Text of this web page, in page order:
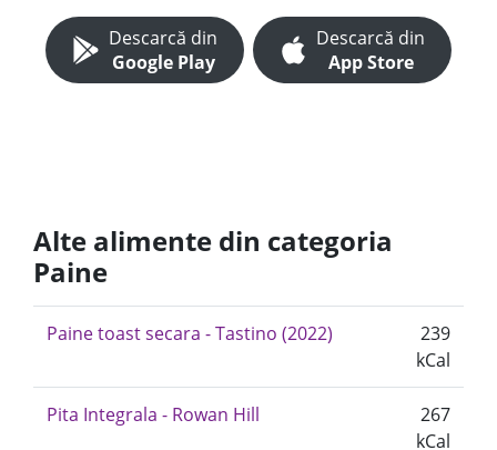
Descarcă din
Google Play
Descarcă din
App Store
Alte alimente din categoria
Paine
Paine toast secara - Tastino (2022)
239
kCal
Pita Integrala - Rowan Hill
267
kCal